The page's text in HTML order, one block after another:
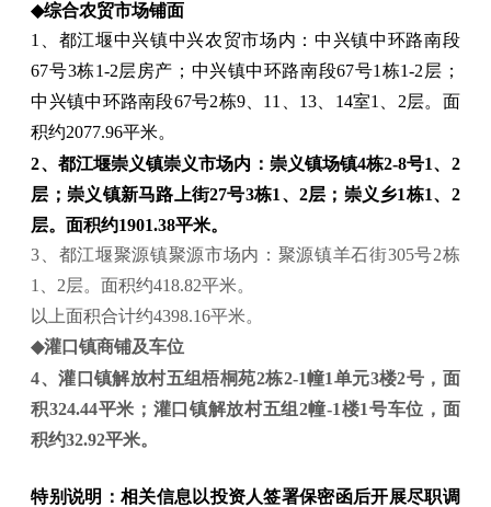
◆综合农贸市场铺面
1
、都江堰中兴镇中兴农贸市场内：中兴镇中环路南段
67号3栋1-2层房产；中兴镇中环路南段67号1 栋1-2 层；
中兴镇中环路南段67号2栋9、 11 13 14室1 2层。面
积约2077.96平米。
2、都江堰崇义镇崇义市场内：崇义镇场镇4栋2-8号1、 2
层；崇义镇新马路上街27号3栋1 、 2层；崇义乡1栋1、 2
层。面积约1901.38平米。
3 、都江堰聚源镇聚源市场内：聚源镇羊石街305号2栋
1
2层。面积约418.82平米。
以上面积合计约4398.16平米。
◆灌口镇商铺及车位
4、灌口镇解放村五组梧桐苑2栋2-1幢1单元3楼2号 ，面
积324.44平米 ；灌口镇解放村五组 2幢-1楼1号车位，面
积约32.92平米。
特别说明： 相关信息以投资人签署保密函后开展尽职调